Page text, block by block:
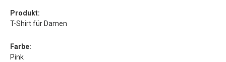
Produkt:
T-Shirt für Damen
Farbe:
Pink